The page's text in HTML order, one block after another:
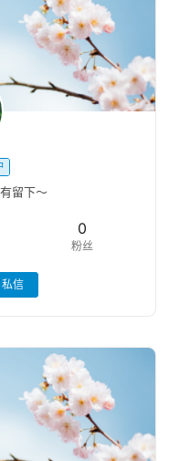
留下～
0
粉丝
私信